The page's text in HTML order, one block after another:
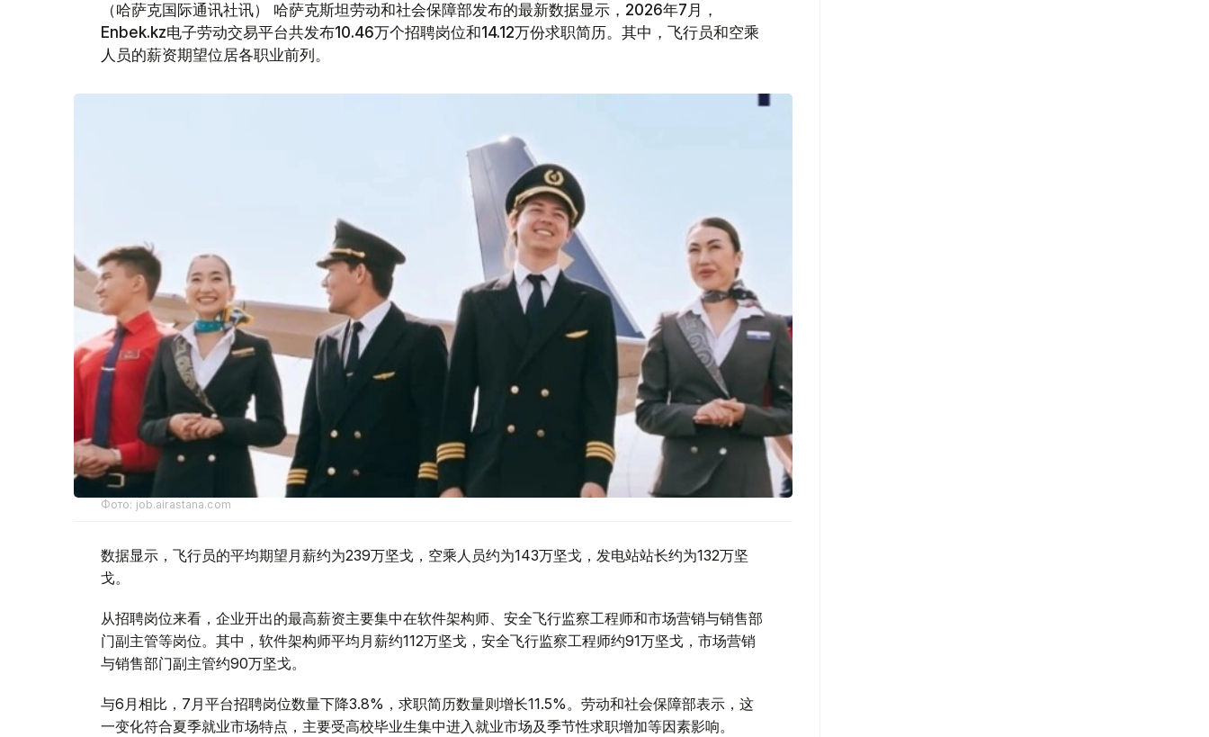
（哈萨克国际通讯社讯） 哈萨克斯坦劳动和社会保障部发布的最新数据显示，2026年7月，
Enbek.kz电子劳动交易平台共发布10.46万个招聘岗位和14.12万份求职简历。其中，飞行员和空乘
人员的薪资期望位居各职业前列。
Фото: job.airastana.com
数据显示，飞行员的平均期望月薪约为239万坚戈，空乘人员约为143万坚戈，发电站站长约为132万坚
戈。
从招聘岗位来看，企业开出的最高薪资主要集中在软件架构师、安全飞行监察工程师和市场营销与销售部
门副主管等岗位。其中，软件架构师平均月薪约112万坚戈，安全飞行监察工程师约91万坚戈，市场营销
与销售部门副主管约90万坚戈。
与6月相比，7月平台招聘岗位数量下降3.8%，求职简历数量则增长11.5%。劳动和社会保障部表示，这
一变化符合夏季就业市场特点，主要受高校毕业生集中进入就业市场及季节性求职增加等因素影响。